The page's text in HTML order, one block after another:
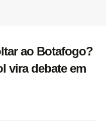
ao Botafogo?
vira debate em